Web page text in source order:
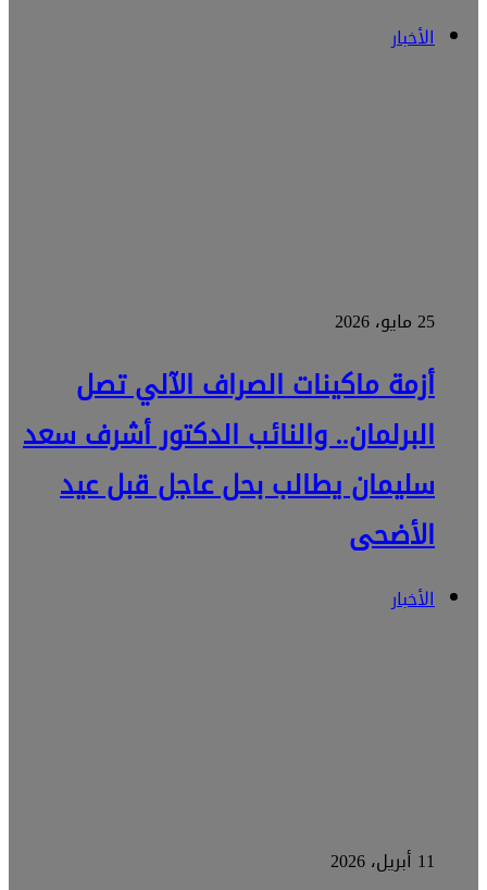
الأخبار
25 مايو، 2026
أزمة ماكينات الصراف الآلي تصل
البرلمان.. والنائب الدكتور أشرف سعد
سليمان يطالب بحل عاجل قبل عيد
الأضحى
الأخبار
11 أبريل، 2026